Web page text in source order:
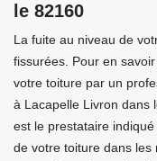
le 82160
La fuite au niveau de
fissurées. Pour en
votre toiture par un
à Lacapelle Livron dans
est le prestataire
de votre toiture dans